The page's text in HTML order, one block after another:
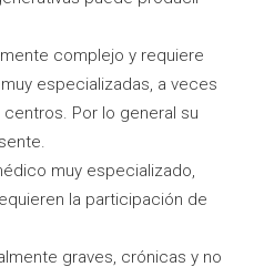
complejo y requiere
especializadas, a veces
Por lo general su
muy especializado,
la participación de
graves, crónicas y no